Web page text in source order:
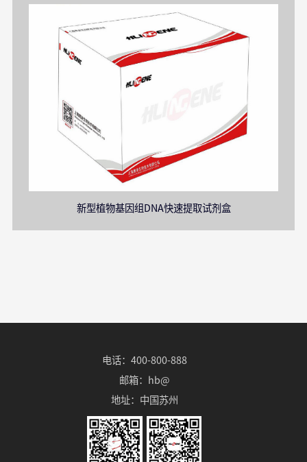
新型植物基因组DNA快速提取试剂盒
电话：400-800-888
邮箱：hb@
地址：中国苏州